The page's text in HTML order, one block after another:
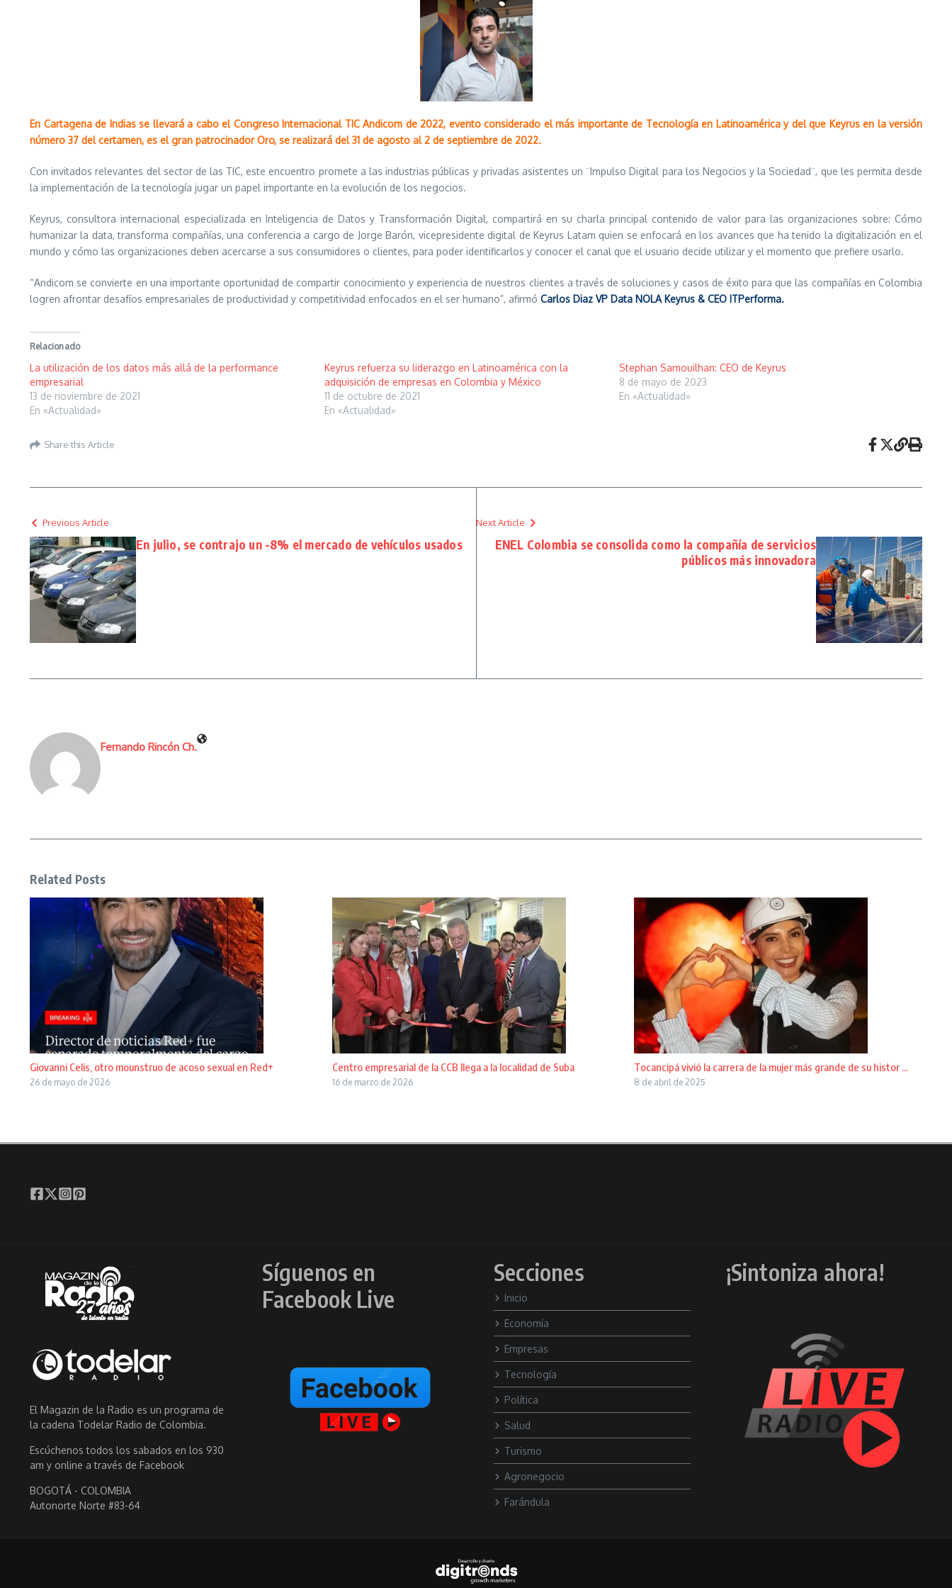
En Cartagena de Indias se llevará a cabo el Congreso Internacional TIC Andicom de 2022, evento considerado el más importante de Tecnología en Latinoamérica y del que Keyrus en la versión
número 37 del certamen, es el gran patrocinador Oro, se realizará del 31 de agosto al 2 de septiembre de 2022.
Con invitados relevantes del sector de las TIC, este encuentro promete a las industrias públicas y privadas asistentes un ¨Impulso Digital para los Negocios y la Sociedad¨, que les permita desde
la implementación de la tecnología jugar un papel importante en la evolución de los negocios.
Keyrus, consultora internacional especializada en Inteligencia de Datos y Transformación Digital, compartirá en su charla principal contenido de valor para las organizaciones sobre: Cómo
humanizar la data, transforma compañías, una conferencia a cargo de Jorge Barón, vicepresidente digital de Keyrus Latam quien se enfocará en los avances que ha tenido la digitalización en el
mundo y cómo las organizaciones deben acercarse a sus consumidores o clientes, para poder identificarlos y conocer el canal que el usuario decide utilizar y el momento que prefiere usarlo.
“Andicom se convierte en una importante oportunidad de compartir conocimiento y experiencia de nuestros clientes a través de soluciones y casos de éxito para que las compañías en Colombia
logren afrontar desafíos empresariales de productividad y competitividad enfocados en el ser humano”, afirmó Carlos Diaz VP Data NOLA Keyrus & CEO ITPerforma.
Relacionado
La utilización de los datos más allá de la performance
empresarial
13 de noviembre de 2021
En «Actualidad»
Keyrus refuerza su liderazgo en Latinoamérica con la
adquisición de empresas en Colombia y México
11 de octubre de 2021
En «Actualidad»
Stephan Samouilhan: CEO de Keyrus
8 de mayo de 2023
En «Actualidad»
Share this Article
Previous Article
En julio, se contrajo un -8% el mercado de vehículos usados
Next Article
ENEL Colombia se consolida como la compañía de servicios
públicos más innovadora
Fernando Rincón Ch.
Related Posts
Giovanni Celis, otro mounstruo de acoso sexual en Red+
26 de mayo de 2026
Centro empresarial de la CCB llega a la localidad de Suba
16 de marzo de 2026
Tocancipá vivió la carrera de la mujer más grande de su histor ...
8 de abril de 2025
El Magazin de la Radio es un programa de
la cadena Todelar Radio de Colombia.
Escúchenos todos los sabados en los 930
am y online a través de Facebook
BOGOTÁ - COLOMBIA
Autonorte Norte #83-64
Síguenos en
Facebook Live
Secciones
Inicio
Economía
Empresas
Tecnología
Política
Salud
Turismo
Agronegocio
Farándula
¡Sintoniza ahora!